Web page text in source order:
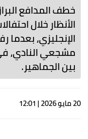
خطف المدافع
الأنظار خلال
الإنجليزي،
مشجعي النادي،
بين الجماهير.
20 مايو 2026 | 12:01